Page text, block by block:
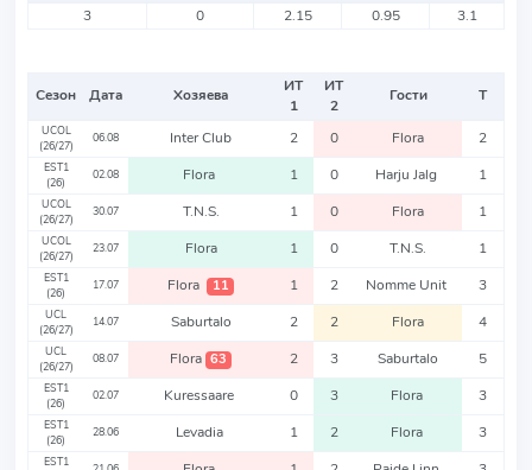
3
0 2.15 0.95 3.1
Сезон Дата Хозяева
ИТ
1
ИТ
2
Гости Т
UCOL
(26/27)
06.08 Inter Club 2 0 Flora 2
EST1
(26)
02.08 Flora 1 0 Harju Jalg 1
UCOL
(26/27)
30.07 T.N.S. 1 0 Flora 1
UCOL
(26/27)
23.07 Flora 1 0 T.N.S. 1
EST1
(26)
17.07 Flora 11 1 2 Nomme Unit 3
UCL
(26/27)
14.07 Saburtalo 2 2 Flora 4
UCL
(26/27)
08.07 Flora 63 2 3 Saburtalo 5
EST1
(26)
02.07 Kuressaare 0 3 Flora 3
EST1
(26)
28.06 Levadia 1 2 Flora 3
EST1